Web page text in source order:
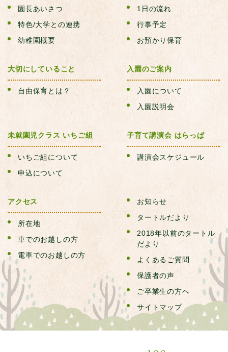
園長あいさつ
特色/大学との連携
幼稚園概要
1日の流れ
行事予定
お預かり保育
大切にしていること
自由保育とは？
入園のご案内
入園について
入園説明会
未就園児クラス いちご組
いちご組について
申込について
子育て講演会 はらっぱ
講演会スケジュール
アクセス
所在地
車でのお越しの方
電車でのお越しの方
お知らせ
タートルだより
2018年以前のタートル
だより
よくあるご質問
保護者の声
ご卒業生の方へ
サイトマップ